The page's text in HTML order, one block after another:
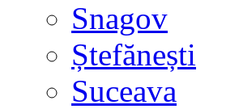
Snagov
Ștefănești
Suceava